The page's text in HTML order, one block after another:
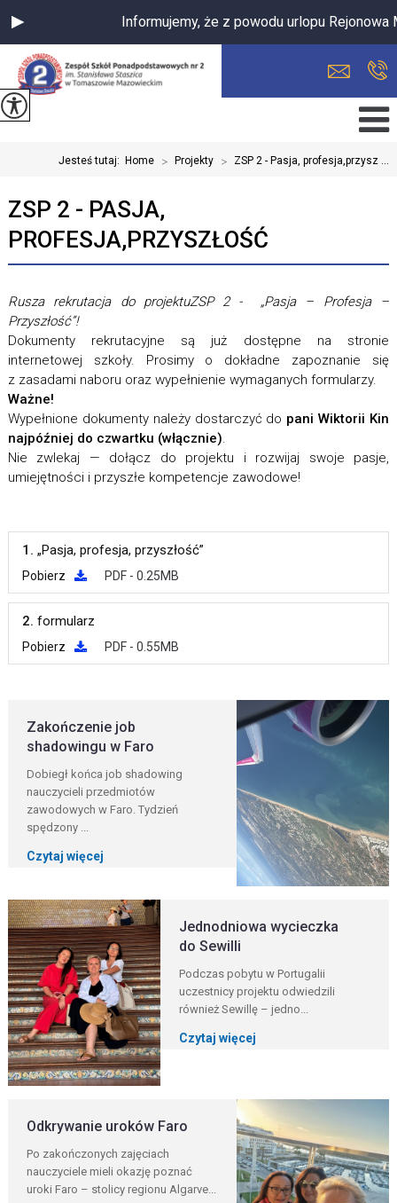
Informujemy, że z powodu urlopu Rejonowa
Jesteś tutaj: Home > Projekty > ZSP 2 - Pasja, profesja,przysz ...
ZSP 2 - PASJA,
PROFESJA,PRZYSZŁOŚĆ
Rusza rekrutacja do projektuZSP 2 - „Pasja – Profesja –
Przyszłość”!
Dokumenty rekrutacyjne są już dostępne na stronie
internetowej szkoły. Prosimy o dokładne zapoznanie się
z zasadami naboru oraz wypełnienie wymaganych formularzy.
Ważne!
Wypełnione dokumenty należy dostarczyć do pani Wiktorii Kin
najpóźniej do czwartku (włącznie).
Nie zwlekaj — dołącz do projektu i rozwijaj swoje pasje,
umiejętności i przyszłe kompetencje zawodowe!
1. „Pasja, profesja, przyszłość”
Pobierz PDF - 0.25MB
2. formularz
Pobierz PDF - 0.55MB
Zakończenie job
shadowingu w Faro
Dobiegł końca job shadowing
nauczycieli przedmiotów
zawodowych w Faro. Tydzień
spędzony ...
Czytaj więcej
Jednodniowa wycieczka
do Sewilli
Podczas pobytu w Portugalii
uczestnicy projektu odwiedzili
również Sewillę – jedno...
Czytaj więcej
Odkrywanie uroków Faro
Po zakończonych zajęciach
nauczyciele mieli okazję poznać
uroki Faro – stolicy regionu Algarve...